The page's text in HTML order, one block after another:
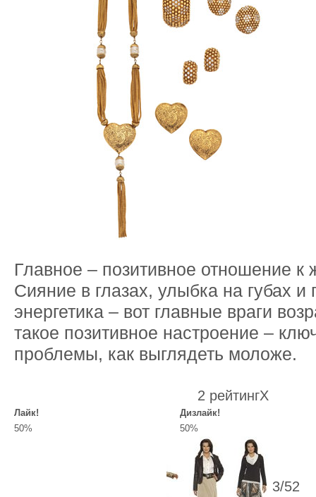
Главное – позитивное отношение к
Сияние в глазах, улыбка на губах и
энергетика – вот главные враги
такое позитивное настроение –
проблемы, как выглядеть моложе.
2 рейтингX
Лайк!
Дизлайк!
50%
50%
3/52